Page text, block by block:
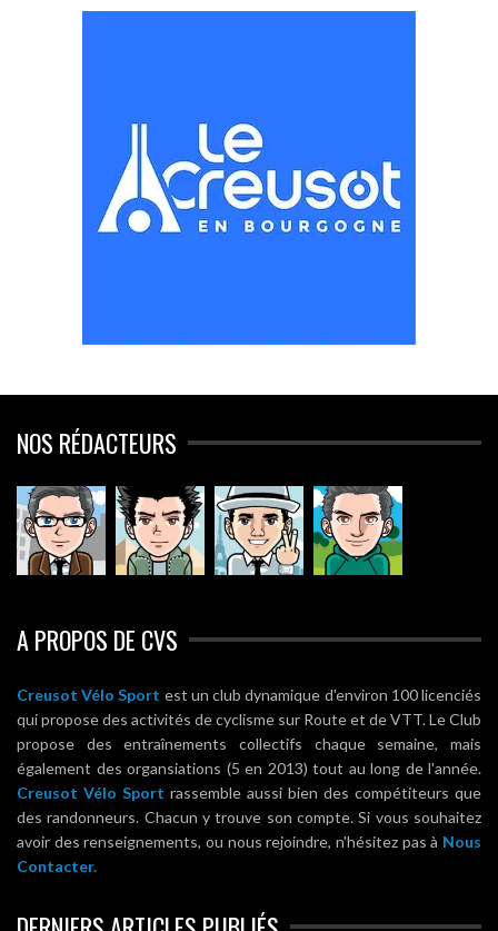
NOS RÉDACTEURS
A PROPOS DE CVS
Creusot Vélo Sport est un club dynamique d'environ 100 licenciés
qui propose des activités de cyclisme sur Route et de VTT. Le Club
propose des entraînements collectifs chaque semaine, mais
également des organsiations (5 en 2013) tout au long de l'année.
Creusot Vélo Sport rassemble aussi bien des compétiteurs que
des randonneurs. Chacun y trouve son compte. Si vous souhaitez
avoir des renseignements, ou nous rejoindre, n'hésitez pas à Nous
Contacter.